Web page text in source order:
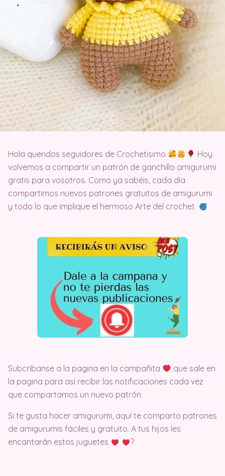
Hola queridos seguidores de Crochetisimo
Hoy
volvemos a compartir un patrón de ganchillo amigurumi
gratis para vosotros. Como ya sabéis, cada día
compartimos nuevos patrones gratuitos de amigurumi
y todo lo que implique el hermoso Arte del crochet
Subcribanse a la pagina en la campañita
que sale en
la pagina para así recibir las notificaciones cada vez
que compartamos un nuevo patrón.
Si te gusta hacer amigurumi, aquí te comparto patrones
de amigurumis fáciles y gratuito. A tus hijos les
encantarán estos juguetes
?